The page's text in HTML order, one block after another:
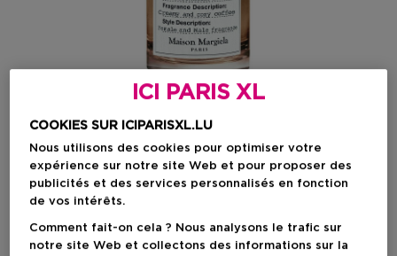
Choisissez votre format
100 ML En stock
ICI PARIS XL
COOKIES SUR ICIPARISXL.LU
Nous utilisons des cookies pour optimiser votre
expérience sur notre site Web et pour proposer des
publicités et des services personnalisés en fonction
de vos intérêts.
Comment fait-on cela ? Nous analysons le trafic sur
notre site Web et collectons des informations sur la